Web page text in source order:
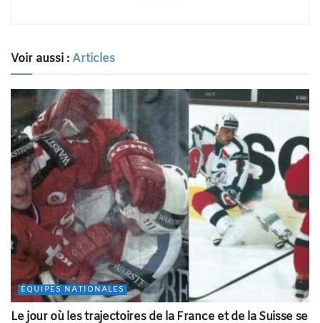
Voir aussi :Articles
ÉQUIPES NATIONALES
Le jour où les trajectoires de la France et de la Suisse se